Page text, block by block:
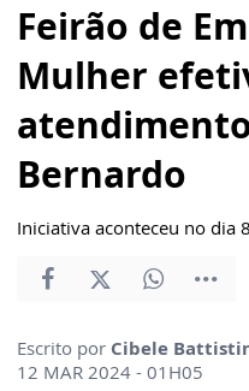
Feirão de
Mulher
Bernardo
Iniciativa aconteceu no dia
Escrito por Cibele
12 MAR 2024 - 01H05